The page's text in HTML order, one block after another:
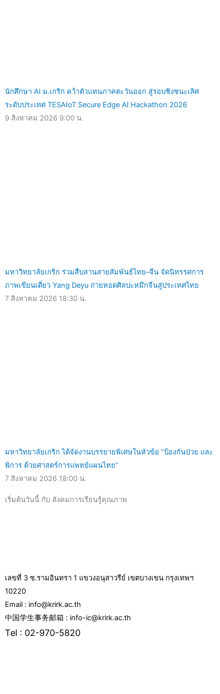
นักศึกษา AI ม.เกริก คว้าตัวแทนภาคตะวันออก สู่รอบชิงชนะเลิศ
ระดับประเทศ TESAIoT Secure Edge AI Hackathon 2026
9 สิงหาคม 2026 9:00 น.
มหาวิทยาลัยเกริก ร่วมสืบสานสายสัมพันธ์ไทย–จีน จัดนิทรรศการ
ภาพเขียนเดี่ยว Yang Deyu ถ่ายทอดศิลปะหมึกจีนสู่ประเทศไทย
7 สิงหาคม 2026 18:30 น.
มหาวิทยาลัยเกริก ได้จัดงานบรรยายพิเศษในหัวข้อ “ป้องกันป่วย และ
พิการ ด้วยศาสตร์การแพทย์แผนไทย”
7 สิงหาคม 2026 18:00 น.
เริ่มต้นวันนี้ กับ สังคมการเรียนรู้คุณภาพ
เลขที่ 3 ซ.รามอินทรา 1 แขวงอนุสาวรีย์ เขตบางเขน กรุงเทพฯ
10220
Email : info@krirk.ac.th
中国学生事务邮箱 : info-ic@krirk.ac.th
Tel : 02-970-5820